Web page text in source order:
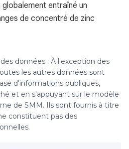
entraîné un
de concentré de zinc
données : À l'exception des
les autres données sont
d'informations publiques,
et en s'appuyant sur le modèle
de SMM. Ils sont fournis à titre
constituent pas des